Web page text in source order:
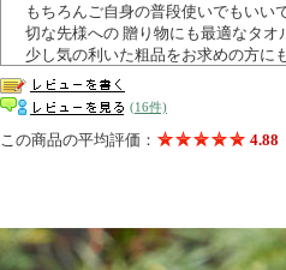
もちろんご自身の普段使いでもいい
切な先様への 贈り物にも最適なタオ
少し気の利いた粗品をお求めの方に
ます。
(16件)
この商品の平均評価： 4.88